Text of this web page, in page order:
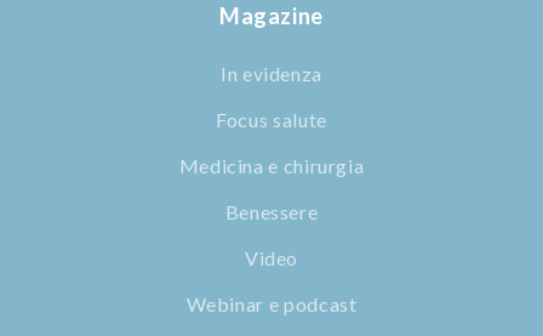
Magazine
In evidenza
Focus salute
Medicina e chirurgia
Benessere
Video
Webinar e podcast